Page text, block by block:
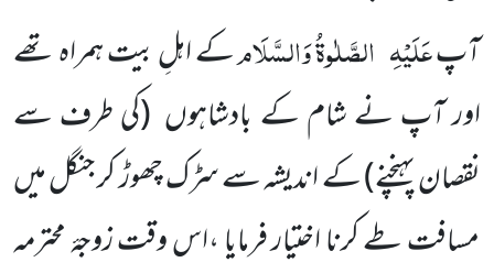
آپعَلَیْہِ الصَّلٰوۃُ وَالسَّلَامکے اہلِ بیت ہمراہ تھے
اور آپ نے شام کے بادشاہوں (کی طرف سے
نقصان پہنچنے)کے اندیشہ سے سڑک چھوڑ کر جنگل میں
مسافت طے کرنا اختیار فرمایا ،اس وقت زوجۂ محترمہ